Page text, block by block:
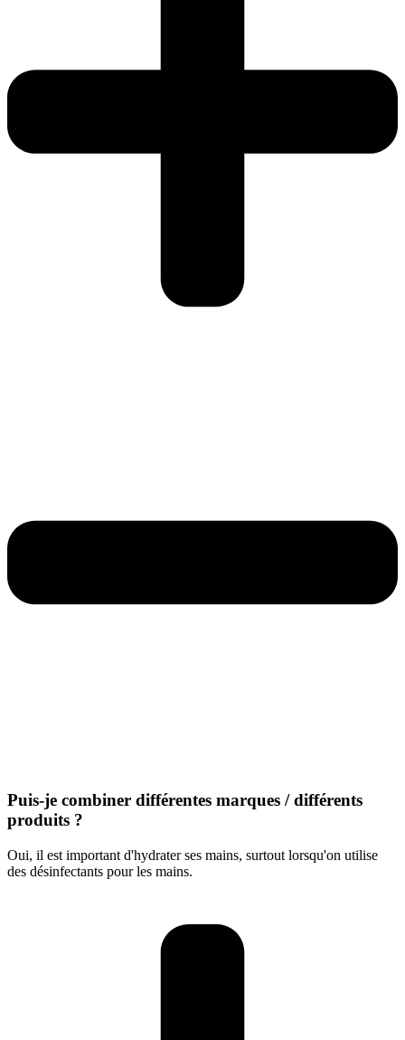
Puis-je combiner différentes marques / différents
produits ?
Oui, il est important d'hydrater ses mains, surtout lorsqu'on utilise
des désinfectants pour les mains.